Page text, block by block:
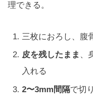
理できる。
三枚におろし、腹
皮を残したまま 、
入れる
2〜3mm間隔で切